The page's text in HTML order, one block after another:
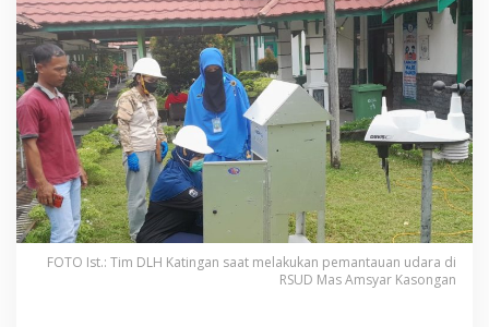
FOTO Ist.: Tim DLH Katingan saat melakukan pemantauan udara di
RSUD Mas Amsyar Kasongan